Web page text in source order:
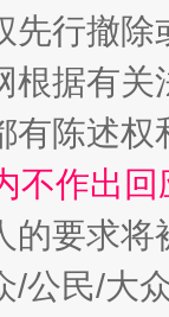
先行撤
根据有
有陈述
不作出
的要求将
/公民/大